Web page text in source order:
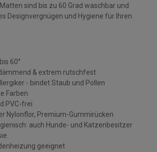
sind bis zu 60 Grad waschbar und
Designvergnügen und Hygiene für Ihren
60°
& extrem rutschfest
- bindet Staub und Pollen
Farben
PVC-frei
Nylonflor, Premium-Gummirücken
auch Hunde- und Katzenbesitzer
geeignet